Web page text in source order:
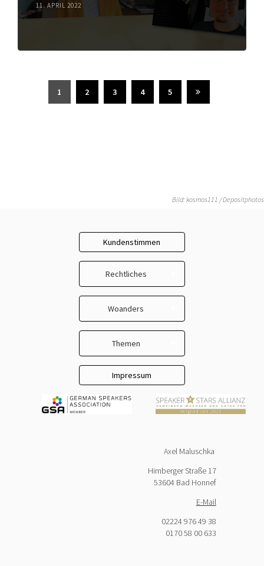
11. APRIL 2022
1 2 3 4 5
Bild: kosmos111 / Depositphotos
Kundenstimmen
Rechtliches
Kontakt
AGB
Woanders
Facebook
YouTube
Themen
Team & Gemeinschaft
Konfliktkultur
Beziehung & Freundschaft
Impressum
Axel Maluschka
Himberger Straße 17
53604 Bad Honnef
E-Mail
02224 976 49 38
0170 58 00 633